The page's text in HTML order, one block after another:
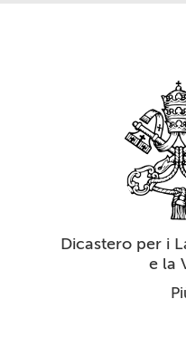
Dicastero per i
e la